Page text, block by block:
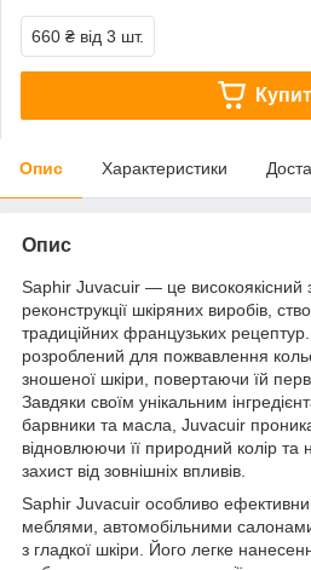
660 ₴ від 3 шт.
Опис Характеристики
Опис
Saphir Juvacuir — це високоякісний
реконструкції шкіряних виробів,
традиційних французьких
розроблений для пожвавлення
зношеної шкіри, повертаючи їй
Завдяки своїм унікальним
барвники та масла, Juvacuir
відновлюючи її природний колір
захист від зовнішніх впливів.
Saphir Juvacuir особливо
меблями, автомобільними
з гладкої шкіри. Його легке